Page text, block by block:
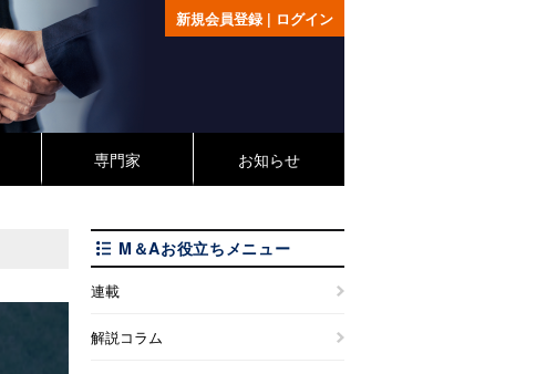
新規会員登録| ログイン
専門家 お知らせ
M＆Aお役立ちメニュー
連載
解説コラム